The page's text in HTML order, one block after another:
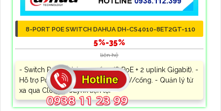
8-PORT POE SWITCH DAHUA DH-CS4010-8ET2GT-110
5%-35%
liên hệ
- Switch PoE để bàn 10 cổng (8 PoE + 2 uplink Gigabit). -
Hỗ trợ PoE công suất cao đến 90W/cổng. - Quản lý từ
xa qua Cloud DoLynk tiện lợi